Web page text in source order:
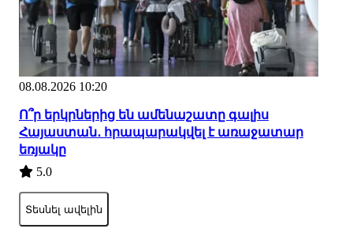
08.08.2026 10:20
Ո՞ր երկրներից են ամենաշատը գալիս
Հայաստան․ հրապարակվել է առաջատար
եռյակը
5.0
Տեսնել ավելին